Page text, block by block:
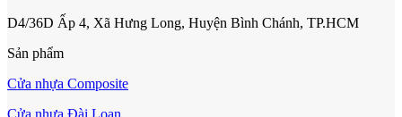
D4/36D Ấp 4, Xã Hưng Long, Huyện Bình Chánh, TP.HCM
Sản phẩm
Cửa nhựa Composite